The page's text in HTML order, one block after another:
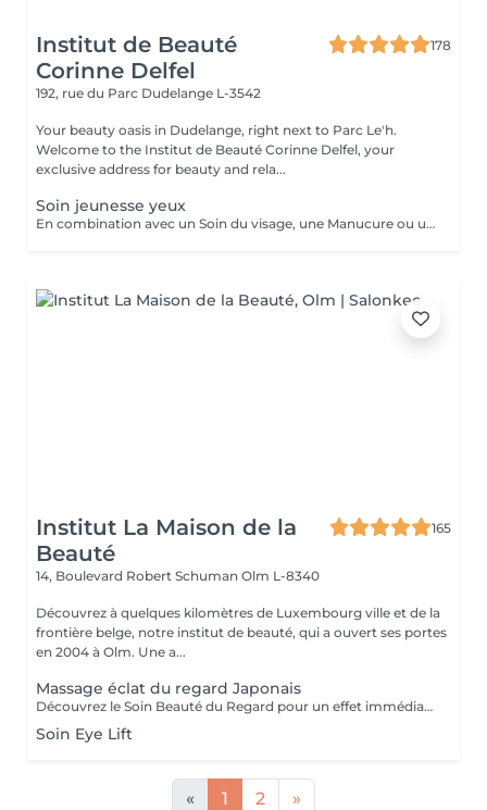
Institut de Beauté
Corinne Delfel
178
192, rue du Parc Dudelange L-3542
Your beauty oasis in Dudelange, right next to Parc Le'h.
Welcome to the Institut de Beauté Corinne Delfel, your
exclusive address for beauty and rela...
Soin jeunesse yeux
En combination avec un Soin du visage, une Manucure ou une Pédicure Patch Gel Liftant- Technologie cellulaire
Institut La Maison de la
Beauté
165
14, Boulevard Robert Schuman Olm L-8340
Découvrez à quelques kilomètres de Luxembourg ville et de la
frontière belge, notre institut de beauté, qui a ouvert ses portes
en 2004 à Olm. Une a...
Massage éclat du regard Japonais
Découvrez le Soin Beauté du Regard pour un effet immédiat et visible. Grâce au drainage, aux points d'acupression et au massage stimulant, le regard est défatigué, les cernes et poches atténués, et les ridules lissées dès la première séance. Un moment de détente profonde, idéal seul ou en complément d'un soin, pour un regard lumineux et reposé.
Soin Eye Lift
« 1 2 »